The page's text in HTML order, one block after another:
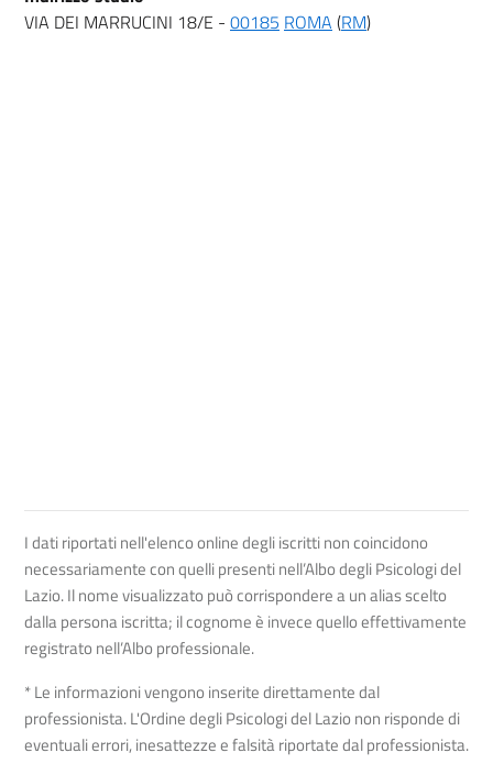
VIA DEI MARRUCINI 18/E - 00185 ROMA (RM)
I dati riportati nell'elenco online degli iscritti non coincidono
necessariamente con quelli presenti nell’Albo degli Psicologi del
Lazio. Il nome visualizzato può corrispondere a un alias scelto
dalla persona iscritta; il cognome è invece quello effettivamente
registrato nell’Albo professionale.
* Le informazioni vengono inserite direttamente dal
professionista. L'Ordine degli Psicologi del Lazio non risponde di
eventuali errori, inesattezze e falsità riportate dal professionista.